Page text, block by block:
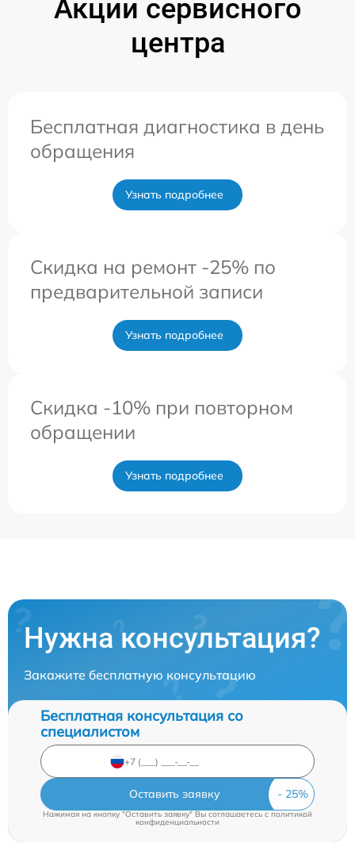
Акции сервисного
центра
Бесплатная диагностика в день
обращения
Узнать подробнее
Скидка на ремонт -25% по
предварительной записи
Узнать подробнее
Скидка -10% при повторном
обращении
Узнать подробнее
Нужна консультация?
Закажите бесплатную консультацию
Бесплатная консультация со
специалистом
Оставить заявку
Нажимая на кнопку "Оставить заявку" Вы соглашаетесь cполитикой
конфиденциальности